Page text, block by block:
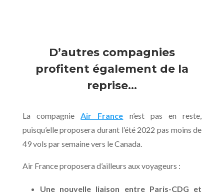
D’autres compagnies
profitent également de la
reprise…
La compagnie Air France n’est pas en reste,
puisqu’elle proposera durant l’été 2022 pas moins de
49 vols par semaine vers le Canada.
Air France proposera d’ailleurs aux voyageurs :
Une nouvelle liaison entre Paris-CDG et